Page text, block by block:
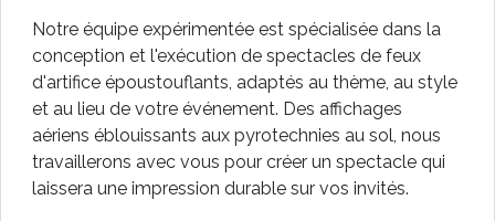
Notre équipe expérimentée est spécialisée dans la
conception et l'exécution de spectacles de feux
d'artifice époustouflants, adaptés au thème, au style
et au lieu de votre événement. Des affichages
aériens éblouissants aux pyrotechnies au sol, nous
travaillerons avec vous pour créer un spectacle qui
laissera une impression durable sur vos invités.